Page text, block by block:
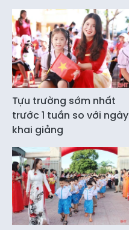
Tựu trường sớm nhất
trước 1 tuần so với ngày
khai giảng